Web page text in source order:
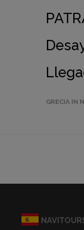
GRECIA IN